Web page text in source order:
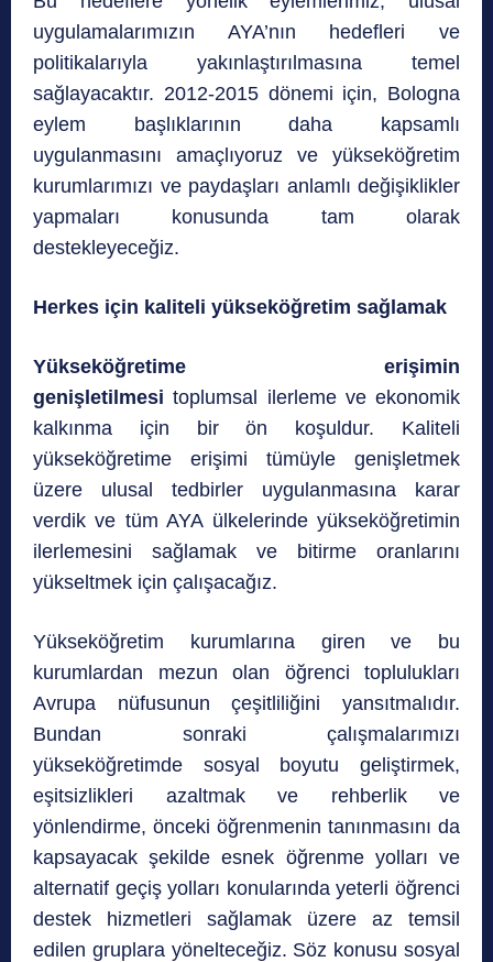
uygulamalarımızın AYA’nın hedefleri ve
politikalarıyla yakınlaştırılmasına temel
sağlayacaktır. 2012-2015 dönemi için, Bologna
eylem başlıklarının daha kapsamlı
uygulanmasını amaçlıyoruz ve yükseköğretim
kurumlarımızı ve paydaşları anlamlı değişiklikler
yapmaları konusunda tam olarak
destekleyeceğiz.
Herkes için kaliteli yükseköğretim sağlamak
Yükseköğretime erişimin
genişletilmesi toplumsal ilerleme ve ekonomik
kalkınma için bir ön koşuldur. Kaliteli
yükseköğretime erişimi tümüyle genişletmek
üzere ulusal tedbirler uygulanmasına karar
verdik ve tüm AYA ülkelerinde yükseköğretimin
ilerlemesini sağlamak ve bitirme oranlarını
yükseltmek için çalışacağız.
Yükseköğretim kurumlarına giren ve bu
kurumlardan mezun olan öğrenci toplulukları
Avrupa nüfusunun çeşitliliğini yansıtmalıdır.
Bundan sonraki çalışmalarımızı
yükseköğretimde sosyal boyutu geliştirmek,
eşitsizlikleri azaltmak ve rehberlik ve
yönlendirme, önceki öğrenmenin tanınmasını da
kapsayacak şekilde esnek öğrenme yolları ve
alternatif geçiş yolları konularında yeterli öğrenci
destek hizmetleri sağlamak üzere az temsil
edilen gruplara yönelteceğiz. Söz konusu sosyal